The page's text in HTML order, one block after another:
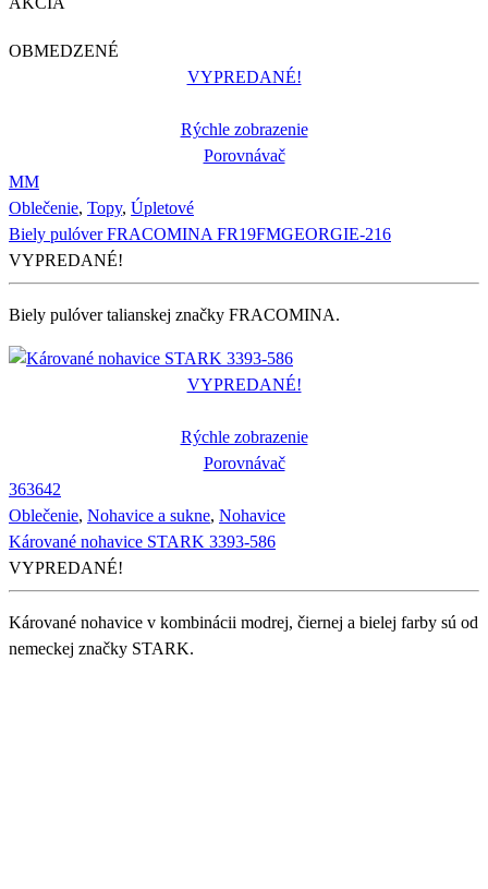
OBMEDZENÉ
VYPREDANÉ!
Rýchle zobrazenie
Porovnávač
MM
Oblečenie, Topy, Úpletové
Biely pulóver FRACOMINA FR19FMGEORGIE-216
VYPREDANÉ!
Biely pulóver talianskej značky FRACOMINA.
VYPREDANÉ!
Rýchle zobrazenie
Porovnávač
363642
Oblečenie, Nohavice a sukne, Nohavice
Kárované nohavice STARK 3393-586
VYPREDANÉ!
Kárované nohavice v kombinácii modrej, čiernej a bielej farby sú od
nemeckej značky STARK.